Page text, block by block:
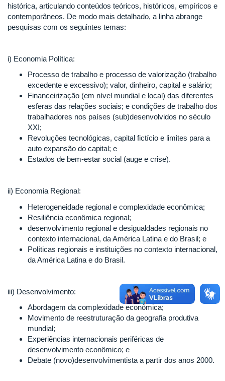
histórica, articulando conteúdos teóricos, históricos, empíricos e
contemporâneos. De modo mais detalhado, a linha abrange
pesquisas com os seguintes temas:
i) Economia Política:
Processo de trabalho e processo de valorização (trabalho
excedente e excessivo); valor, dinheiro, capital e salário;
Financeirização (em nível mundial e local) das diferentes
esferas das relações sociais; e condições de trabalho dos
trabalhadores nos países (sub)desenvolvidos no século
XXI;
Revoluções tecnológicas, capital fictício e limites para a
auto expansão do capital; e
Estados de bem-estar social (auge e crise).
ii) Economia Regional:
Heterogeneidade regional e complexidade econômica;
Resiliência econômica regional;
desenvolvimento regional e desigualdades regionais no
contexto internacional, da América Latina e do Brasil; e
Políticas regionais e instituições no contexto internacional,
da América Latina e do Brasil.
iii) Desenvolvimento:
Abordagem da complexidade econômica;
Movimento de reestruturação da geografia produtiva
mundial;
Experiências internacionais periféricas de
desenvolvimento econômico; e
Debate (novo)desenvolvimentista a partir dos anos 2000.